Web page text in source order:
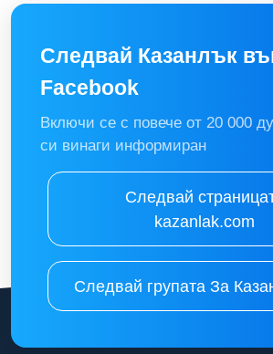
Следвай Казанлък
Facebook
Включи се с повече от 20 000
си винаги информиран
Следвай
kazanlak.com
Следвай групата За